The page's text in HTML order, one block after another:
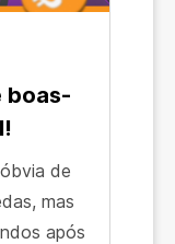
boas-
de
mas
após